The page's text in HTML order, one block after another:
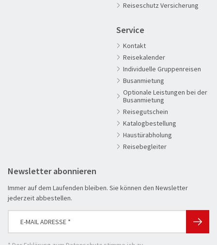
Reiseschutz Versicherung
Service
Kontakt
Reisekalender
Individuelle Gruppenreisen
Busanmietung
Optionale Leistungen bei der
Busanmietung
Reisegutschein
Katalogbestellung
Haustürabholung
Reisebegleiter
Newsletter abonnieren
Immer auf dem Laufenden bleiben. Sie können den Newsletter
jederzeit abbestellen.